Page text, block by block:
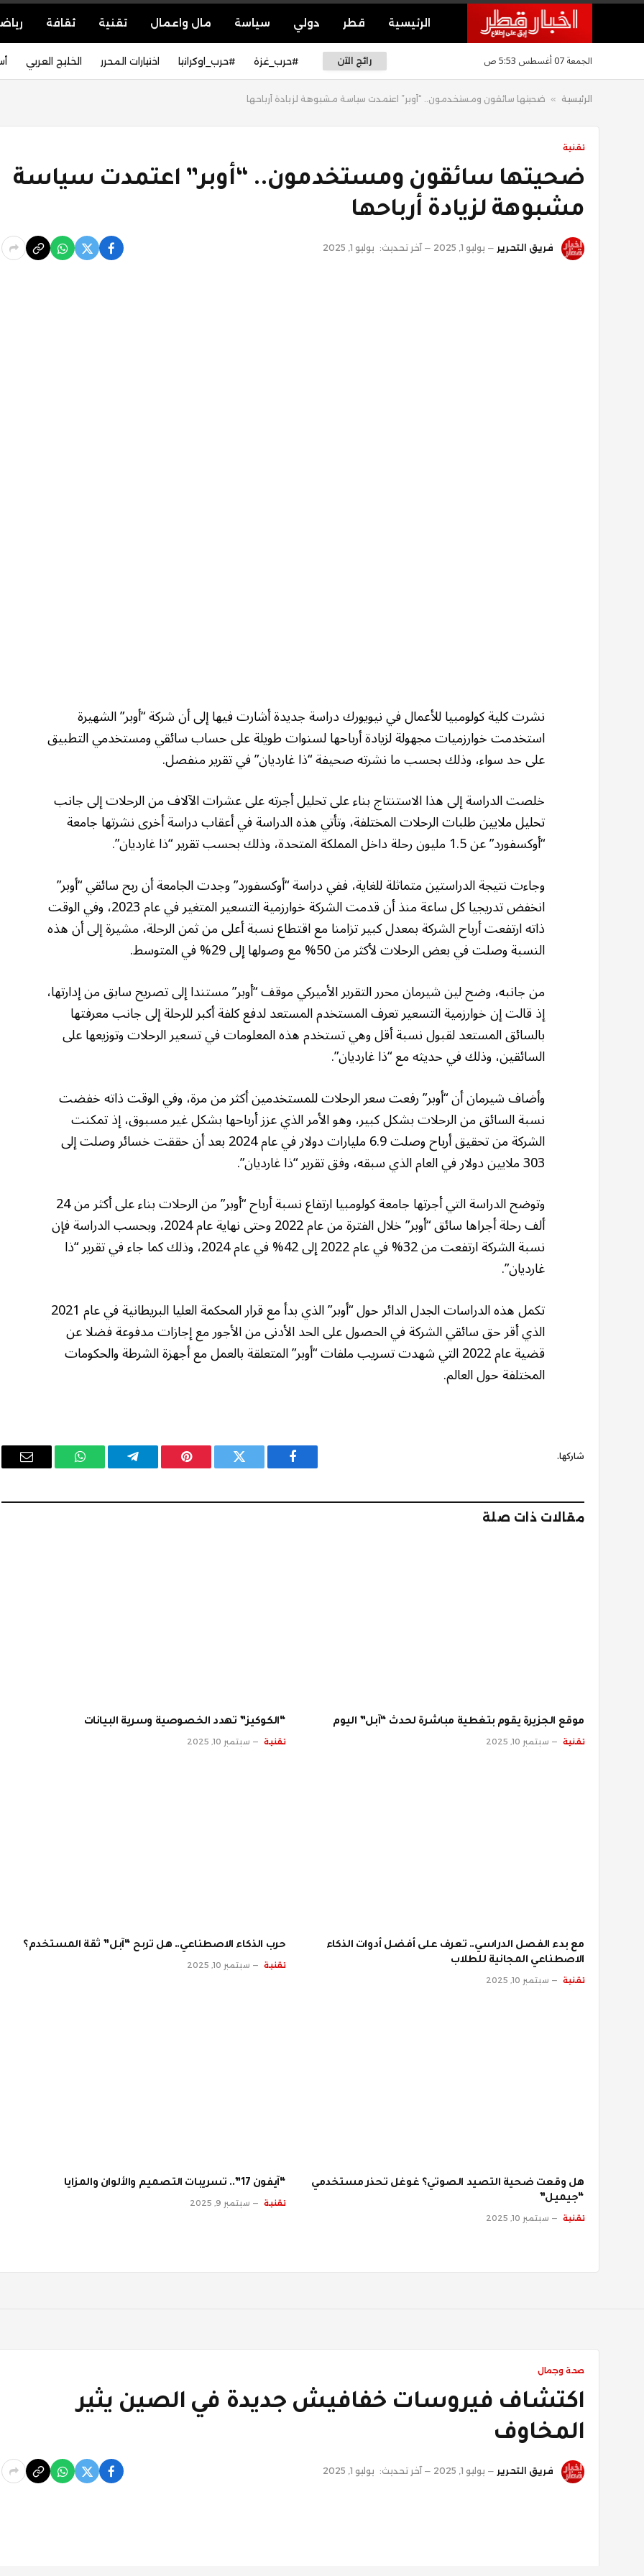
الرئيسية قطر دولي سياسة مال واعمال تقنية ثقافة
الجمعة 07 أغسطس 5:53 ص رائج الآن #حرب_غزة #حرب_اوكرانيا اختيارات المحرر الخليج العربي
الرئيسية » ضحيتها سائقون ومستخدمون.. “أوبر” اعتمدت سياسة مشبوهة لزيادة أرباحها
تقنية
ضحيتها سائقون ومستخدمون.. “أوبر” اعتمدت سياسة
مشبوهة لزيادة أرباحها
فريق التحرير يوليو 1, 2025 آخر تحديث: يوليو 1, 2025
نشرت كلية كولومبيا للأعمال في نيويورك دراسة جديدة أشارت فيها إلى أن شركة “أوبر” الشهيرة
استخدمت خوارزميات مجهولة لزيادة أرباحها لسنوات طويلة على حساب سائقي ومستخدمي التطبيق
على حد سواء، وذلك بحسب ما نشرته صحيفة “ذا غارديان” في تقرير منفصل.
خلصت الدراسة إلى هذا الاستنتاج بناء على تحليل أجرته على عشرات الآلاف من الرحلات إلى جانب
تحليل ملايين طلبات الرحلات المختلفة، وتأتي هذه الدراسة في أعقاب دراسة أخرى نشرتها جامعة
“أوكسفورد” عن 1.5 مليون رحلة داخل المملكة المتحدة، وذلك بحسب تقرير “ذا غارديان”.
وجاءت نتيجة الدراستين متماثلة للغاية، ففي دراسة “أوكسفورد” وجدت الجامعة أن ربح سائقي “أوبر”
انخفض تدريجيا كل ساعة منذ أن قدمت الشركة خوارزمية التسعير المتغير في عام 2023، وفي الوقت
ذاته ارتفعت أرباح الشركة بمعدل كبير تزامنا مع اقتطاع نسبة أعلى من ثمن الرحلة، مشيرة إلى أن هذه
النسبة وصلت في بعض الرحلات لأكثر من 50% مع وصولها إلى 29% في المتوسط.
من جانبه، وضح لين شيرمان محرر التقرير الأميركي موقف “أوبر” مستندا إلى تصريح سابق من إدارتها،
إذ قالت إن خوارزمية التسعير تعرف المستخدم المستعد لدفع كلفة أكبر للرحلة إلى جانب معرفتها
بالسائق المستعد لقبول نسبة أقل وهي تستخدم هذه المعلومات في تسعير الرحلات وتوزيعها على
السائقين، وذلك في حديثه مع “ذا غارديان”.
وأضاف شيرمان أن “أوبر” رفعت سعر الرحلات للمستخدمين أكثر من مرة، وفي الوقت ذاته خفضت
نسبة السائق من الرحلات بشكل كبير، وهو الأمر الذي عزز أرباحها بشكل غير مسبوق، إذ تمكنت
الشركة من تحقيق أرباح وصلت 6.9 مليارات دولار في عام 2024 بعد أن حققت خسائر وصلت إلى
303 ملايين دولار في العام الذي سبقه، وفق تقرير “ذا غارديان”.
وتوضح الدراسة التي أجرتها جامعة كولومبيا ارتفاع نسبة أرباح “أوبر” من الرحلات بناء على أكثر من 24
ألف رحلة أجراها سائق “أوبر” خلال الفترة من عام 2022 وحتى نهاية عام 2024، وبحسب الدراسة فإن
نسبة الشركة ارتفعت من 32% في عام 2022 إلى 42% في عام 2024، وذلك كما جاء في تقرير “ذا
غارديان”.
تكمل هذه الدراسات الجدل الدائر حول “أوبر” الذي بدأ مع قرار المحكمة العليا البريطانية في عام 2021
الذي أقر حق سائقي الشركة في الحصول على الحد الأدنى من الأجور مع إجازات مدفوعة فضلا عن
قضية عام 2022 التي شهدت تسريب ملفات “أوبر” المتعلقة بالعمل مع أجهزة الشرطة والحكومات
المختلفة حول العالم.
شاركها.
فيسبوك تويتر بينتيريستتيلقرام واتساب
البريد
مقالات ذات صلة
موقع الجزيرة يقوم بتغطية مباشرة لحدث “آبل” اليوم
تقنية سبتمبر 10, 2025
“الكوكيز” تهدد الخصوصية وسرية البيانات
تقنية سبتمبر 10, 2025
مع بدء الفصل الدراسي.. تعرف على أفضل أدوات الذكاء
الاصطناعي المجانية للطلاب
تقنية سبتمبر 10, 2025
حرب الذكاء الاصطناعي.. هل تربح “آبل” ثقة المستخدم؟
تقنية سبتمبر 10, 2025
هل وقعت ضحية التصيد الصوتي؟ غوغل تحذر مستخدمي
“جيميل”
تقنية سبتمبر 10, 2025
“آيفون 17”.. تسريبات التصميم والألوان والمزايا
تقنية سبتمبر 9, 2025
صحة وجمال
اكتشاف فيروسات خفافيش جديدة في الصين يثير
المخاوف
فريق التحرير يوليو 1, 2025 آخر تحديث: يوليو 1, 2025